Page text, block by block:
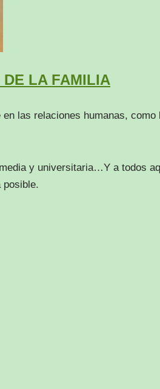
DE LA FAMILIA
las relaciones humanas, como
y universitaria…Y a todos
posible.